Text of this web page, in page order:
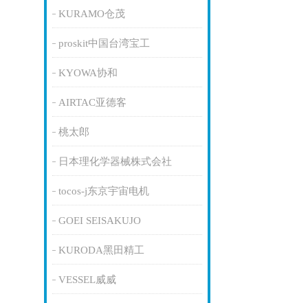
KURAMO仓茂
proskit中国台湾宝工
KYOWA协和
AIRTAC亚德客
桃太郎
日本理化学器械株式会社
tocos-j东京宇宙电机
GOEI SEISAKUJO
KURODA黑田精工
VESSEL威威